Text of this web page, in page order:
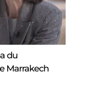
du
Marrakech